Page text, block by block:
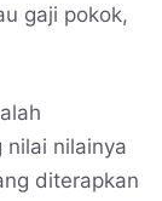
gaji pokok,
nilai nilainya
diterapkan